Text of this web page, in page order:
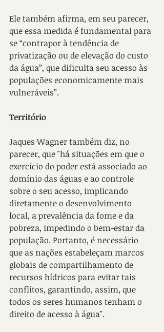
Ele também afirma, em seu parecer,
que essa medida é fundamental para
se “contrapor à tendência de
privatização ou de elevação do custo
da água”, que dificulta seu acesso às
populações economicamente mais
vulneráveis”.
Território
Jaques Wagner também diz, no
parecer, que "há situações em que o
exercício do poder está associado ao
domínio das águas e ao controle
sobre o seu acesso, implicando
diretamente o desenvolvimento
local, a prevalência da fome e da
pobreza, impedindo o bem-estar da
população. Portanto, é necessário
que as nações estabeleçam marcos
globais de compartilhamento de
recursos hídricos para evitar tais
conflitos, garantindo, assim, que
todos os seres humanos tenham o
direito de acesso à água".